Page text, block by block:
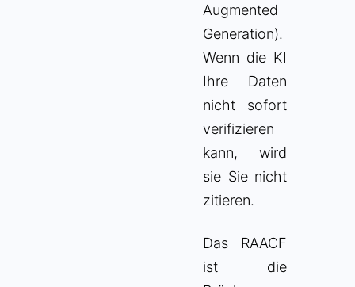
Augmented
Generation).
Wenn die KI
Ihre Daten
nicht sofort
verifizieren
kann, wird
sie Sie nicht
zitieren.
Das RAACF
ist die